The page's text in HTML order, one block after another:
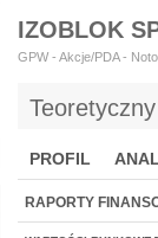
IZOBLOK
GPW - Akcje/PDA -
PROFIL
BR LAB
RAPORTY